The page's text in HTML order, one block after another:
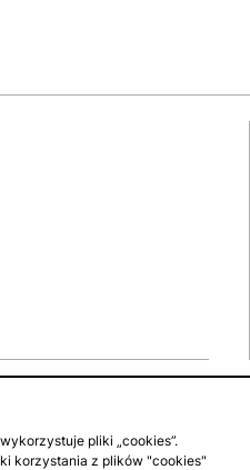
zgłoś konkurs
pliki „cookies”.
korzystania z plików "cookies"